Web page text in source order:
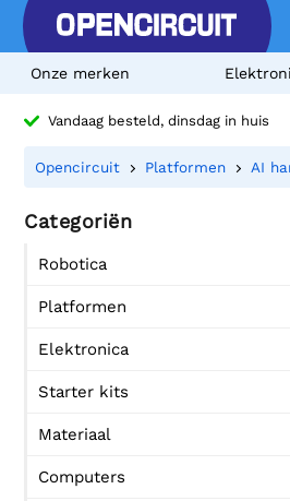
Onze merken
Vandaag besteld, dinsdag in huis
Opencircuit Platformen AI
Categoriën
Robotica
Platformen
Elektronica
Starter kits
Materiaal
Computers